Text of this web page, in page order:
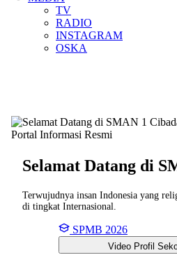
TV
RADIO
INSTAGRAM
OSKA
Portal Informasi Resmi
Selamat Datang di
Terwujudnya insan Indonesia yang
di tingkat Internasional.
SPMB 2026
Video Profil